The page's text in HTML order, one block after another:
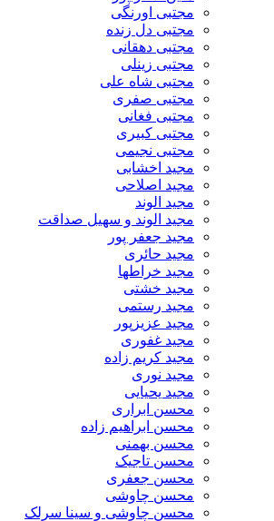
مجتبی اورنگی
مجتبی دل زنده
مجتبی دهقانی
مجتبی زینلی
مجتبی شاه علی
مجتبی صفری
مجتبی فغانی
مجتبی کبیری
مجتبی نجیمی
مجید اخشابی
مجید اصلاحی
مجید الوند‎
مجید الوند و سهیل صداقت
مجید جعفر پور
مجید حائری
مجید خراطها
مجید خشتی
مجید رستمی
مجید عزیزپور
مجید غفوری
مجید کریم زاده
مجید نوری
مجید یحیایی
محسن ابراری
محسن ابراهیم زاده
محسن بهمنی
محسن تاجیک
محسن جعفری
محسن چاوشی
محسن چاوشی و سینا سرلک